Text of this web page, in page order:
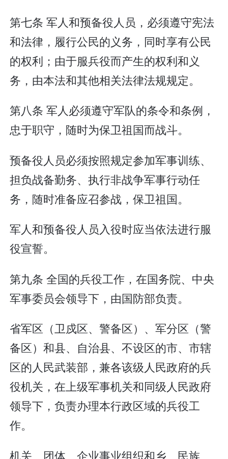
第七条 军人和预备役人员，必须遵守宪法
和法律，履行公民的义务，同时享有公民
的权利；由于服兵役而产生的权利和义
务，由本法和其他相关法律法规规定。
第八条 军人必须遵守军队的条令和条例，
忠于职守，随时为保卫祖国而战斗。
预备役人员必须按照规定参加军事训练、
担负战备勤务、执行非战争军事行动任
务，随时准备应召参战，保卫祖国。
军人和预备役人员入役时应当依法进行服
役宣誓。
第九条 全国的兵役工作，在国务院、中央
军事委员会领导下，由国防部负责。
省军区（卫戍区、警备区）、军分区（警
备区）和县、自治县、不设区的市、市辖
区的人民武装部，兼各该级人民政府的兵
役机关，在上级军事机关和同级人民政府
领导下，负责办理本行政区域的兵役工
作。
机关、团体、企业事业组织和乡、民族